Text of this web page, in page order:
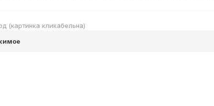
(картинка кликабельна)